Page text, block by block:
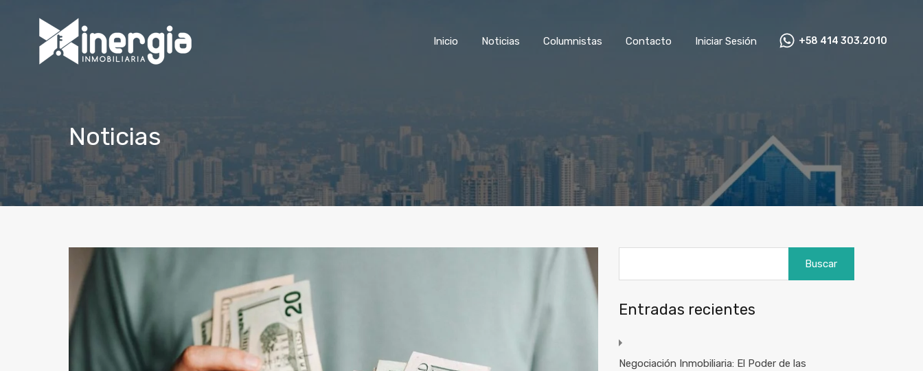
Inicio
Noticias Columnistas Contacto Iniciar Sesión +58 414 303.2010
Noticias
Entradas recientes
Negociación Inmobiliaria: El Poder de las